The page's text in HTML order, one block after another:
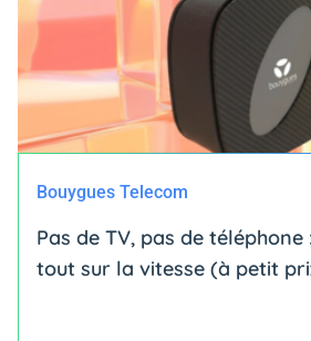
Bouygues Telecom
Pas de TV, pas de
tout sur la vitesse (à petit